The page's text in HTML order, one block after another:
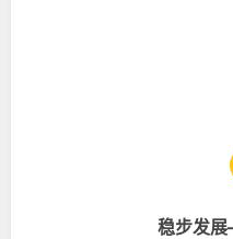
稳步发